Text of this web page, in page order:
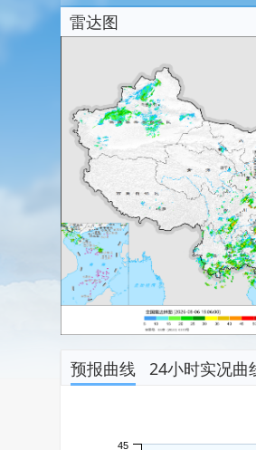
雷达图
预报曲线 24小时实况曲
45